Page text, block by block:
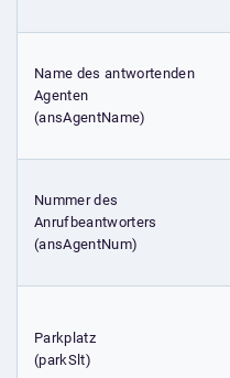
Name des antwortenden
Agenten
(ansAgentName)
Nummer des
Anrufbeantworters
(ansAgentNum)
Parkplatz
(parkSlt)